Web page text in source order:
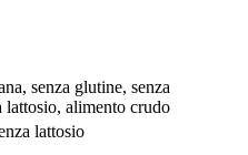
senza glutine, senza
lattosio, alimento crudo
lattosio